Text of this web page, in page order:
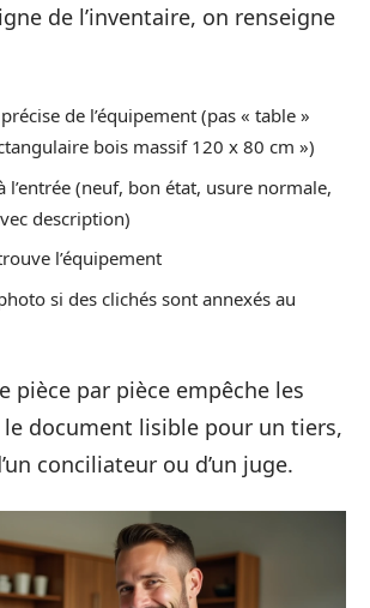
de l’inventaire, on renseigne
de l’équipement (pas « table »
bois massif 120 x 80 cm »)
l’entrée (neuf, bon état, usure normale,
description)
l’équipement
si des clichés sont annexés au
pièce par pièce empêche les
document lisible pour un tiers,
conciliateur ou d’un juge.